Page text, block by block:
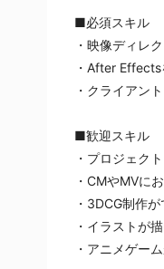
■必須スキル
・映像ディレ
・After
・クライアン
■歓迎スキル
・プロジェク
・CMやMVに
・3DCG制作
・イラストが
・アニメゲー